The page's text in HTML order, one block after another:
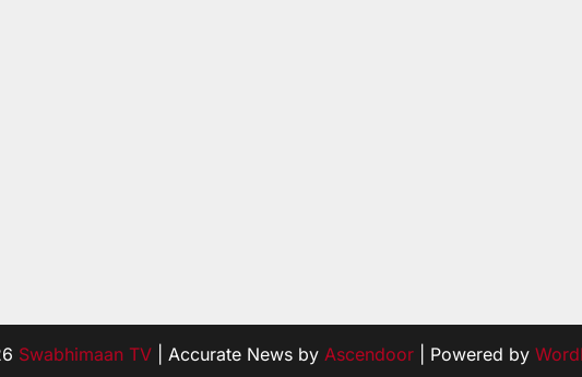
Swabhimaan TV| Accurate News by Ascendoor| Powered by